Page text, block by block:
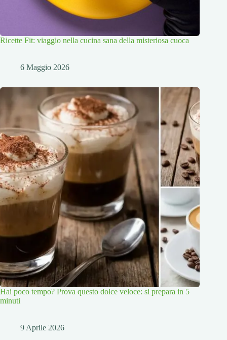
Ricette Fit: viaggio nella cucina sana della misteriosa cuoca
6 Maggio 2026
Hai poco tempo? Prova questo dolce veloce: si prepara in 5
minuti
9 Aprile 2026